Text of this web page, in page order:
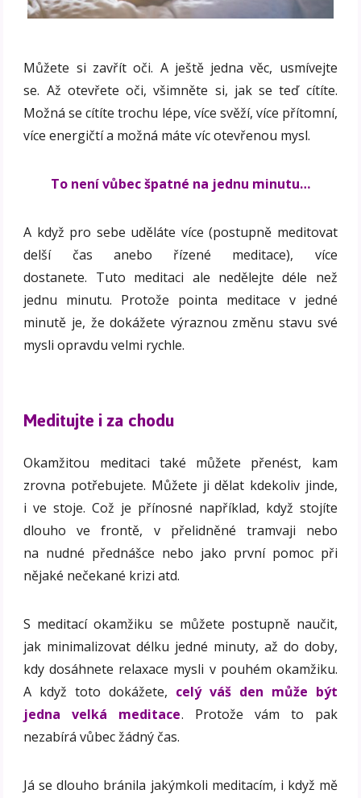
Můžete si zavřít oči. A ještě jedna věc, usmívejte
se. Až otevřete oči, všimněte si, jak se teď cítíte.
Možná se cítíte trochu lépe, více svěží, více přítomní,
více energičtí a možná máte víc otevřenou mysl.
To není vůbec špatné na jednu minutu…
A když pro sebe uděláte více (postupně meditovat
delší čas anebo řízené meditace), více
dostanete. Tuto meditaci ale nedělejte déle než
jednu minutu. Protože pointa meditace v jedné
minutě je, že dokážete výraznou změnu stavu své
mysli opravdu velmi rychle.
Meditujte i za chodu
Okamžitou meditaci také můžete přenést, kam
zrovna potřebujete. Můžete ji dělat kdekoliv jinde,
i ve stoje. Což je přínosné například, když stojíte
dlouho ve frontě, v přelidněné tramvaji nebo
na nudné přednášce nebo jako první pomoc při
nějaké nečekané krizi atd.
S meditací okamžiku se můžete postupně naučit,
jak minimalizovat délku jedné minuty, až do doby,
kdy dosáhnete relaxace mysli v pouhém okamžiku.
A když toto dokážete, celý váš den může být
jedna velká meditace. Protože vám to pak
nezabírá vůbec žádný čas.
Já se dlouho bránila jakýmkoli meditacím, i když mě